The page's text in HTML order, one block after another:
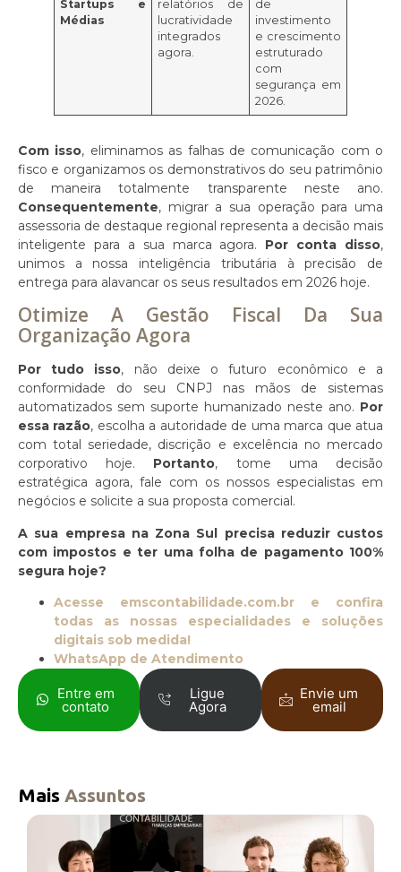
Startups e
Médias
relatórios de
lucratividade
integrados
agora.
de
investimento
e crescimento
estruturado
com
segurança em
2026.
Com isso, eliminamos as falhas de comunicação com o
fisco e organizamos os demonstrativos do seu patrimônio
de maneira totalmente transparente neste ano.
Consequentemente, migrar a sua operação para uma
assessoria de destaque regional representa a decisão mais
inteligente para a sua marca agora. Por conta disso,
unimos a nossa inteligência tributária à precisão de
entrega para alavancar os seus resultados em 2026 hoje.
Otimize A Gestão Fiscal Da Sua
Organização Agora
Por tudo isso, não deixe o futuro econômico e a
conformidade do seu CNPJ nas mãos de sistemas
automatizados sem suporte humanizado neste ano. Por
essa razão, escolha a autoridade de uma marca que atua
com total seriedade, discrição e excelência no mercado
corporativo hoje. Portanto, tome uma decisão
estratégica agora, fale com os nossos especialistas em
negócios e solicite a sua proposta comercial.
A sua empresa na Zona Sul precisa reduzir custos
com impostos e ter uma folha de pagamento 100%
segura hoje?
Acesse emscontabilidade.com.br e confira
todas as nossas especialidades e soluções
digitais sob medida!
WhatsApp de Atendimento
Entre em
contato
Ligue
Agora
Envie um
email
Mais Assuntos